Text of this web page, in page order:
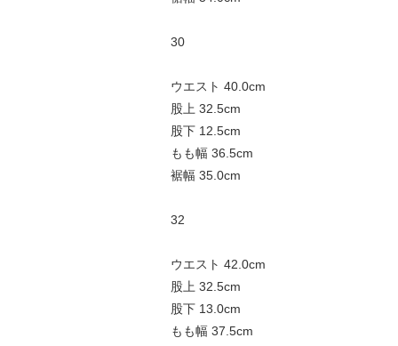
30
ウエスト 40.0cm
股上 32.5cm
股下 12.5cm
もも幅 36.5cm
裾幅 35.0cm
32
ウエスト 42.0cm
股上 32.5cm
股下 13.0cm
もも幅 37.5cm